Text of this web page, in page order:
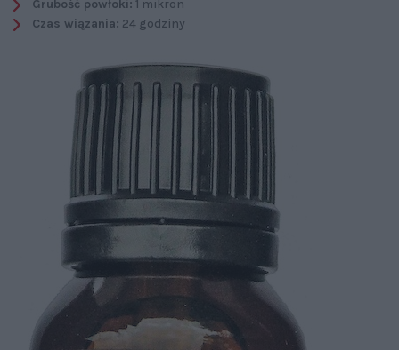
Grubość powłoki: 1 mikron
Czas wiązania: 24 godziny